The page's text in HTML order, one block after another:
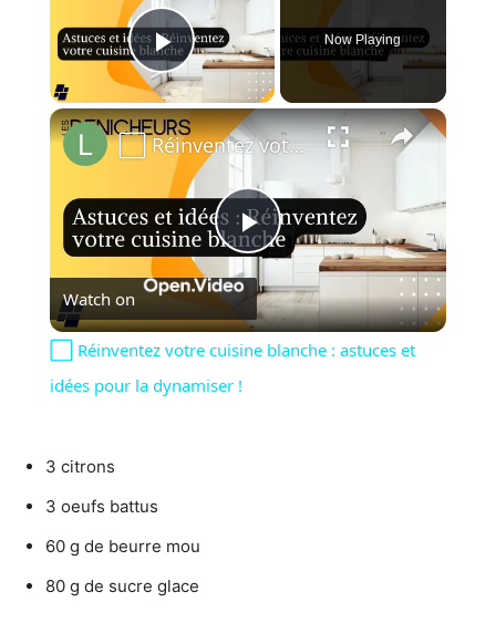
Play Video
Now Playing
×
Play
Video
⬜️ Réinventez votre cuisine blanche : astuces et idées pour la dynamiser !
Watch on
⬜️ Réinventez votre cuisine blanche : astuces et
idées pour la dynamiser !
3 citrons
3 oeufs battus
60 g de beurre mou
80 g de sucre glace